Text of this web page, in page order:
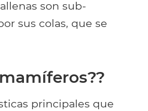
son sub-
sus colas, que se
principales que